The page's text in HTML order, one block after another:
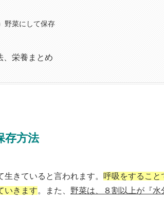
野菜にして保存
、栄養まとめ
存方法
きていると言われます。 呼吸をすること
いきます。また、 野菜は、８割以上が『水